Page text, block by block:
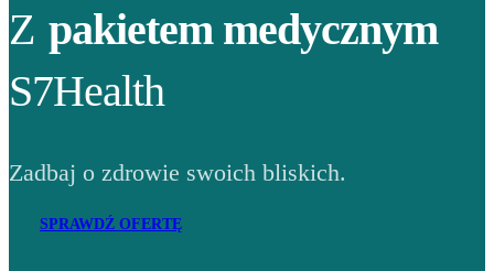
Z pakietem medycznym
S7Health
Zadbaj o zdrowie swoich bliskich.
SPRAWDŹ OFERTĘ